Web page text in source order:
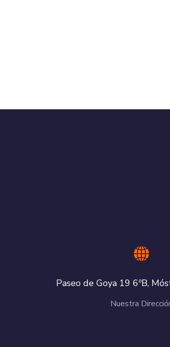
Paseo de Goya 19 6ºB,
Nuestra